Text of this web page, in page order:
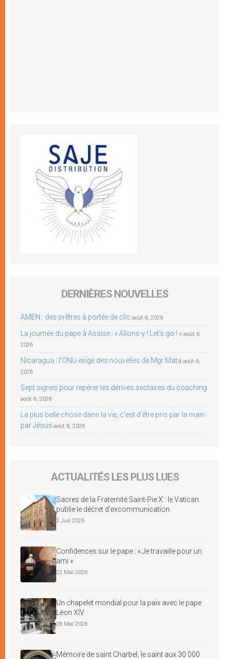
DERNIÈRES NOUVELLES
AMEN : des prêtres à portée de clic août 6, 2026
La journée du pape à Assise : « Allons-y ! Let’s go ! » août 6,
2026
Nicaragua : l’ONU exige des nouvelles de Mgr Mata août 6,
2026
Sept signes pour repérer les dérives sectaires du coaching
août 6, 2026
La plus belle chose dans la vie, c’est d’être pris par la main
par Jésus août 6, 2026
ACTUALITÉS LES PLUS LUES
Sacres de la Fraternité Saint-Pie X : le Vatican
publie le décret d’excommunication
2 Juil 2026
Confidences sur le pape : « Je travaille pour un
ami »
22 Mai 2026
Un chapelet mondial pour la paix avec le pape
Léon XIV
28 Mai 2026
Mémoire de saint Charbel, le saint aux 30 000